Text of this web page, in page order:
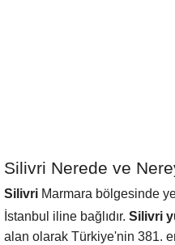
Silivri Nerede ve
Silivri Marmara bölgesinde
İstanbul iline bağlıdır. Silivri
alan olarak Türkiye'nin 381.